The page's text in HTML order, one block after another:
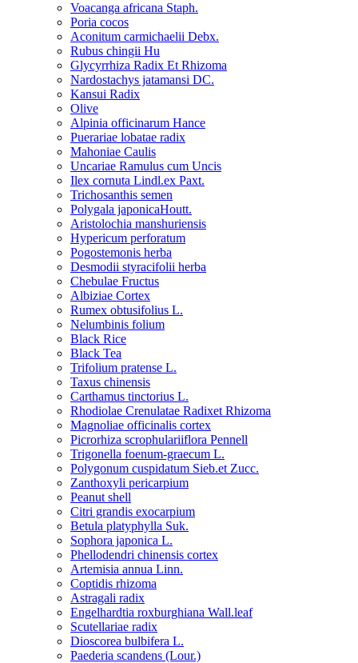
Voacanga africana Staph.
Poria cocos
Aconitum carmichaelii Debx.
Rubus chingii Hu
Glycyrrhiza Radix Et Rhizoma
Nardostachys jatamansi DC.
Kansui Radix
Olive
Alpinia officinarum Hance
Puerariae lobatae radix
Mahoniae Caulis
Uncariae Ramulus cum Uncis
Ilex cornuta Lindl.ex Paxt.
Trichosanthis semen
Polygala japonicaHoutt.
Aristolochia manshuriensis
Hypericum perforatum
Pogostemonis herba
Desmodii styracifolii herba
Chebulae Fructus
Albiziae Cortex
Rumex obtusifolius L.
Nelumbinis folium
Black Rice
Black Tea
Trifolium pratense L.
Taxus chinensis
Carthamus tinctorius L.
Rhodiolae Crenulatae Radixet Rhizoma
Magnoliae officinalis cortex
Picrorhiza scrophulariiflora Pennell
Trigonella foenum-graecum L.
Polygonum cuspidatum Sieb.et Zucc.
Zanthoxyli pericarpium
Peanut shell
Citri grandis exocarpium
Betula platyphylla Suk.
Sophora japonica L.
Phellodendri chinensis cortex
Artemisia annua Linn.
Coptidis rhizoma
Astragali radix
Engelhardtia roxburghiana Wall.leaf
Scutellariae radix
Dioscorea bulbifera L.
Paederia scandens (Lour.)